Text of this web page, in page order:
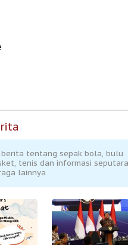
berita tentang sepak bola, bulu
tenis dan informasi
lainnya